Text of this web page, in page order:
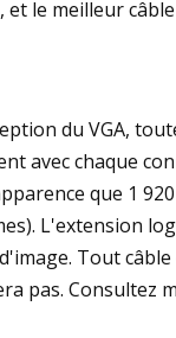
le meilleur
du VGA,
avec chaque
que 1
L'extension
Tout
pas. Consultez